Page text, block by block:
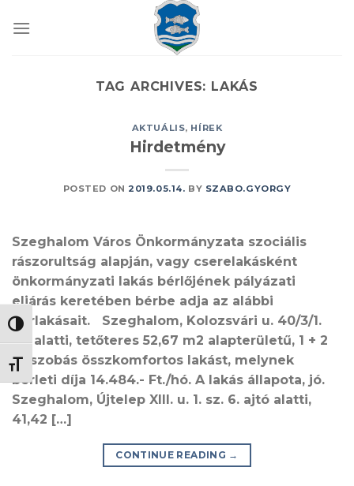
NAGY KONTRASZT VÁLTÁSA
BETŰMÉRET VÁLTÁSA
TAG ARCHIVES: LAKÁS
AKTUÁLIS, HÍREK
Hirdetmény
POSTED ON 2019.05.14. BY SZABO.GYORGY
Szeghalom Város Önkormányzata szociális
rászorultság alapján, vagy cserelakásként
önkormányzati lakás bérlőjének pályázati
eljárás keretében bérbe adja az alábbi
bérlakásait. Szeghalom, Kolozsvári u. 40/3/1.
sz. alatti, tetőteres 52,67 m2 alapterületű, 1 + 2
félszobás összkomfortos lakást, melynek
bérleti díja 14.484.- Ft./hó. A lakás állapota, jó.
Szeghalom, Újtelep XIII. u. 1. sz. 6. ajtó alatti,
41,42 […]
CONTINUE READING →